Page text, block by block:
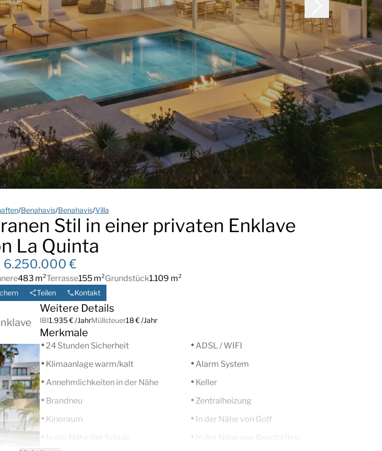
/Benahavis/Benahavis/Villa
Stil in einer privaten Enklave
La Quinta
6.250.000 €
483 m²Terrasse155 m²Grundstück1.109 m²
Teilen Kontakt
Weitere Details
IBI1.935 € /JahrMüllsteuer18 € /Jahr
Merkmale
24 Stunden Sicherheit
ADSL / WIFI
Klimaanlage warm/kalt
Alarm System
Annehmlichkeiten in der Nähe
Keller
Brandneu
Zentralheizung
Kinoraum
In der Nähe von Golf
In der Nähe der Schule
In der Nähe von Geschäften